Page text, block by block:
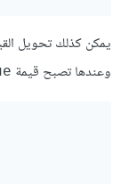
يمكن كذلك تحويل
وعندها تصبح قيمة